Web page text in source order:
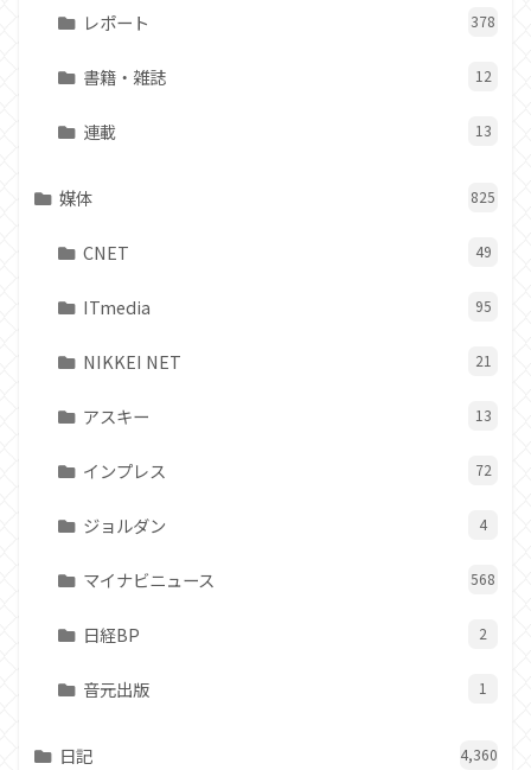
レポート 378
書籍・雑誌 12
連載 13
媒体 825
CNET 49
ITmedia 95
NIKKEI NET 21
アスキー 13
インプレス 72
ジョルダン 4
マイナビニュース 568
日経BP 2
音元出版 1
日記 4,360